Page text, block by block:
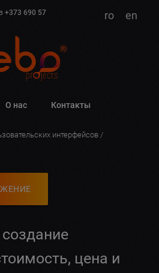
+373 690 57
ro en
О нас Контакты
интерфейсов
цена и